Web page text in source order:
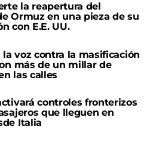
la reapertura del
Ormuz en una pieza de su
con E.E. UU.
la voz contra la masificación
más de un millar de
las calles
controles fronterizos
que lleguen en
Italia